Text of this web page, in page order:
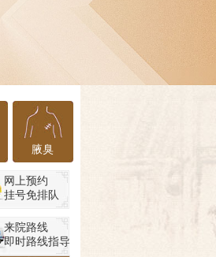
腋臭
网上预约
挂号免排队
来院路线
即时路线指导